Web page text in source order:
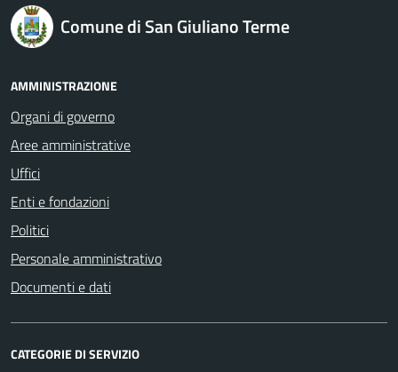
logo Unione Europea
Comune di San Giuliano Terme
AMMINISTRAZIONE
Organi di governo
Aree amministrative
Uffici
Enti e fondazioni
Politici
Personale amministrativo
Documenti e dati
CATEGORIE DI SERVIZIO